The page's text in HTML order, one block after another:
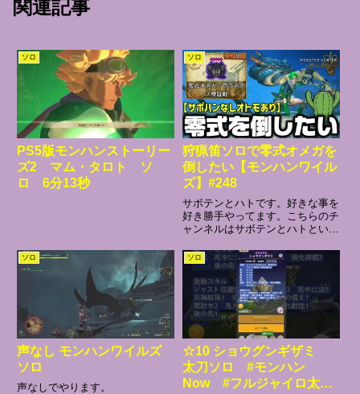
関連記事
ソロ
PS5版モンハンストーリー
ズ2 マム・タロト ソ
ロ 6分13秒
ソロ
狩猟笛ソロで零式オメガを
倒したい【モンハンワイル
ズ】#248
サボテンとハトです。好きな事を
好き勝手やってます。こちらのチ
ャンネルはサボテンとハトという
が出来る貴重なチャンネルです。
絶滅危惧種につき、あの日の最高
の１日のように優しく生ぬるく接
しましょう。配信時間は自由に
ラ...
ソロ
声なし モンハンワイルズ
ソロ
声なしでやります。
ソロ
☆10 ショウグンギザミ
太刀ソロ #モンハン
Now #フルジャイロ太